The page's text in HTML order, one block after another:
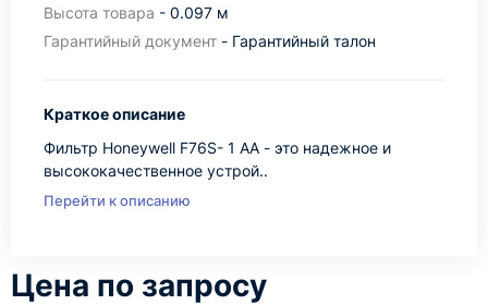
Высота товара - 0.097 м
Гарантийный документ - Гарантийный талон
Краткое описание
Фильтр Honeywell F76S- 1 АА - это надежное и
высококачественное устрой..
Перейти к описанию
Цена по запросу